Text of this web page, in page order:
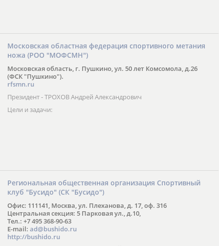
Московская областная федерация спортивного метания
ножа (РОО "МОФСМН")
Московская область, г. Пушкино, ул. 50 лет Комсомола, д.26
(ФСК "Пушкино").
rfsmn.ru
Президент - ТРОХОВ Андрей Александрович
Цели и задачи:
Региональная общественная организация Спортивный
клуб "Бусидо" (СК "Бусидо")
Офис: 111141, Москва, ул. Плеханова, д. 17, оф. 316
Центральная секция: 5 Парковая ул., д.10,
Тел.: +7 495 368-90-63
E-mail: ad@bushido.ru
http://bushido.ru